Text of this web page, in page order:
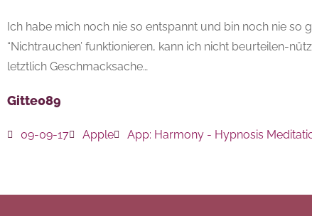
Ich habe mich noch nie so entspannt und bin noch nie
“Nichtrauchen’ funktionieren, kann ich nicht beurteilen-
letztlich Geschmacksache…
Gitte089
09-09-17 Apple App: Harmony - Hypnosis